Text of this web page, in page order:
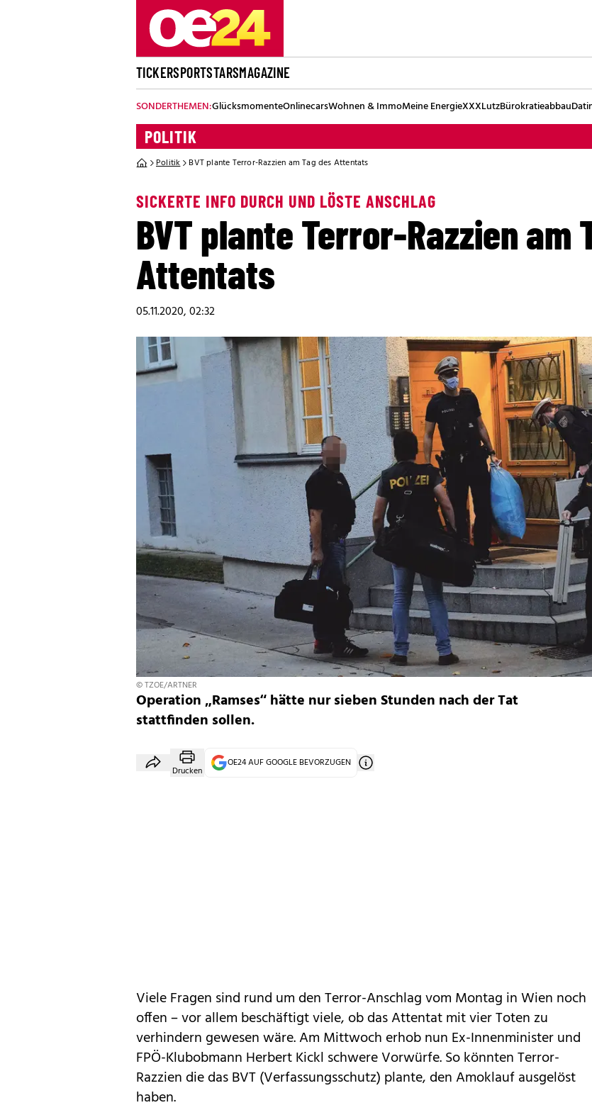
TICKERSPORTSTARSMAGAZINE
SONDERTHEMEN:GlücksmomenteOnlinecarsWohnen & ImmoMeine EnergieXXXLutzBürokratieabbau
POLITIK
Politik BVT plante Terror-Razzien am Tag des Attentats
SICKERTE INFO DURCH UND LÖSTE ANSCHLAG
BVT plante Terror-Razzien am
Attentats
05.11.2020, 02:32
© TZOE/ARTNER
Operation „Ramses“ hätte nur sieben Stunden nach der Tat
stattfinden sollen.
Drucken
OE24 AUF GOOGLE BEVORZUGEN
Viele Fragen sind rund um den Terror-Anschlag vom Montag in Wien noch
offen – vor allem beschäftigt viele, ob das Attentat mit vier Toten zu
verhindern gewesen wäre. Am Mittwoch erhob nun Ex-Innenminister und
FPÖ-Klubobmann Herbert Kickl schwere Vorwürfe. So könnten Terror-
Razzien die das BVT (Verfassungsschutz) plante, den Amoklauf ausgelöst
haben.